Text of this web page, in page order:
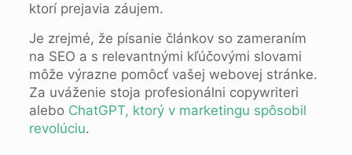
ktorí prejavia záujem.
Je zrejmé, že písanie článkov so zameraním
na SEO a s relevantnými kľúčovými slovami
môže výrazne pomôcť vašej webovej stránke.
Za uváženie stoja profesionálni copywriteri
alebo ChatGPT, ktorý v marketingu spôsobil
revolúciu.